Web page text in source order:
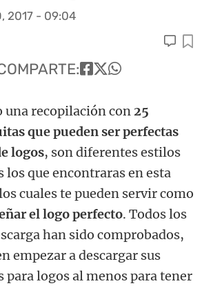
2017 - 09:04
una recopilación con25
que pueden ser perfectas
logos, son diferentes estilos
los que encontraras en esta
cuales te pueden servir como
el logo perfecto. Todos los
han sido comprobados,
empezar a descargar sus
para logos al menos para tener